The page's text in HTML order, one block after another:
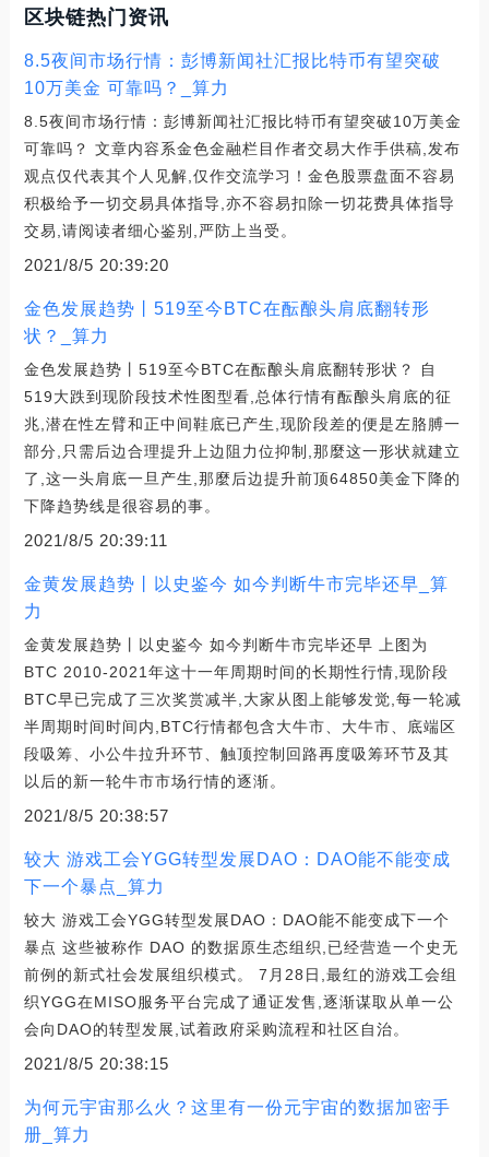
区块链热门资讯
8.5夜间市场行情：彭博新闻社汇报比特币有望突破
10万美金 可靠吗？_算力
8.5夜间市场行情：彭博新闻社汇报比特币有望突破10万美金
可靠吗？ 文章内容系金色金融栏目作者交易大作手供稿,发布
观点仅代表其个人见解,仅作交流学习！金色股票盘面不容易
积极给予一切交易具体指导,亦不容易扣除一切花费具体指导
交易,请阅读者细心鉴别,严防上当受。
2021/8/5 20:39:20
金色发展趋势丨519至今BTC在酝酿头肩底翻转形
状？_算力
金色发展趋势丨519至今BTC在酝酿头肩底翻转形状？ 自
519大跌到现阶段技术性图型看,总体行情有酝酿头肩底的征
兆,潜在性左臂和正中间鞋底已产生,现阶段差的便是左胳膊一
部分,只需后边合理提升上边阻力位抑制,那麼这一形状就建立
了,这一头肩底一旦产生,那麼后边提升前顶64850美金下降的
下降趋势线是很容易的事。
2021/8/5 20:39:11
金黄发展趋势丨以史鉴今 如今判断牛市完毕还早_算
力
金黄发展趋势丨以史鉴今 如今判断牛市完毕还早 上图为
BTC 2010-2021年这十一年周期时间的长期性行情,现阶段
BTC早已完成了三次奖赏减半,大家从图上能够发觉,每一轮减
半周期时间时间内,BTC行情都包含大牛市、大牛市、底端区
段吸筹、小公牛拉升环节、触顶控制回路再度吸筹环节及其
以后的新一轮牛市市场行情的逐渐。
2021/8/5 20:38:57
较大 游戏工会YGG转型发展DAO：DAO能不能变成
下一个暴点_算力
较大 游戏工会YGG转型发展DAO：DAO能不能变成下一个
暴点 这些被称作 DAO 的数据原生态组织,已经营造一个史无
前例的新式社会发展组织模式。 7月28日,最红的游戏工会组
织YGG在MISO服务平台完成了通证发售,逐渐谋取从单一公
会向DAO的转型发展,试着政府采购流程和社区自治。
2021/8/5 20:38:15
为何元宇宙那么火？这里有一份元宇宙的数据加密手
册_算力